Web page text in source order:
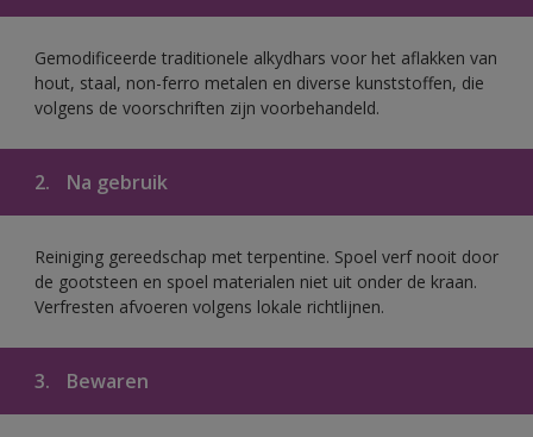
Gemodificeerde traditionele alkydhars voor het aflakken van
hout, staal, non-ferro metalen en diverse kunststoffen, die
volgens de voorschriften zijn voorbehandeld.
2. Na gebruik
Reiniging gereedschap met terpentine. Spoel verf nooit door
de gootsteen en spoel materialen niet uit onder de kraan.
Verfresten afvoeren volgens lokale richtlijnen.
3. Bewaren